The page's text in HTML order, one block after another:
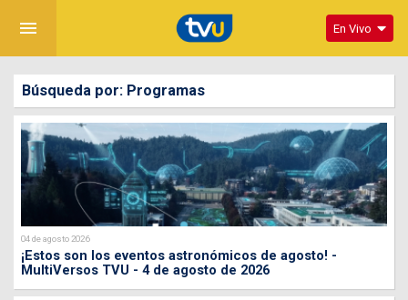
menu En Vivo
Búsqueda por: Programas
04 de agosto 2026
¡Estos son los eventos astronómicos de agosto! -
MultiVersos TVU - 4 de agosto de 2026